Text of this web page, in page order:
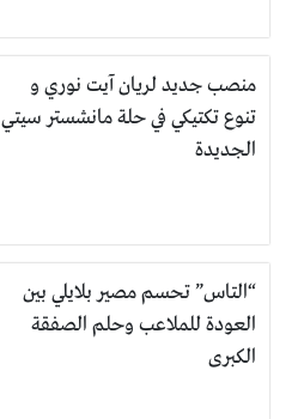
منصب جديد لريان آيت نوري و
تنوع تكتيكي في حلة مانشستر سيتي
الجديدة
“التاس” تحسم مصير بلايلي بين
العودة للملاعب وحلم الصفقة
الكبرى